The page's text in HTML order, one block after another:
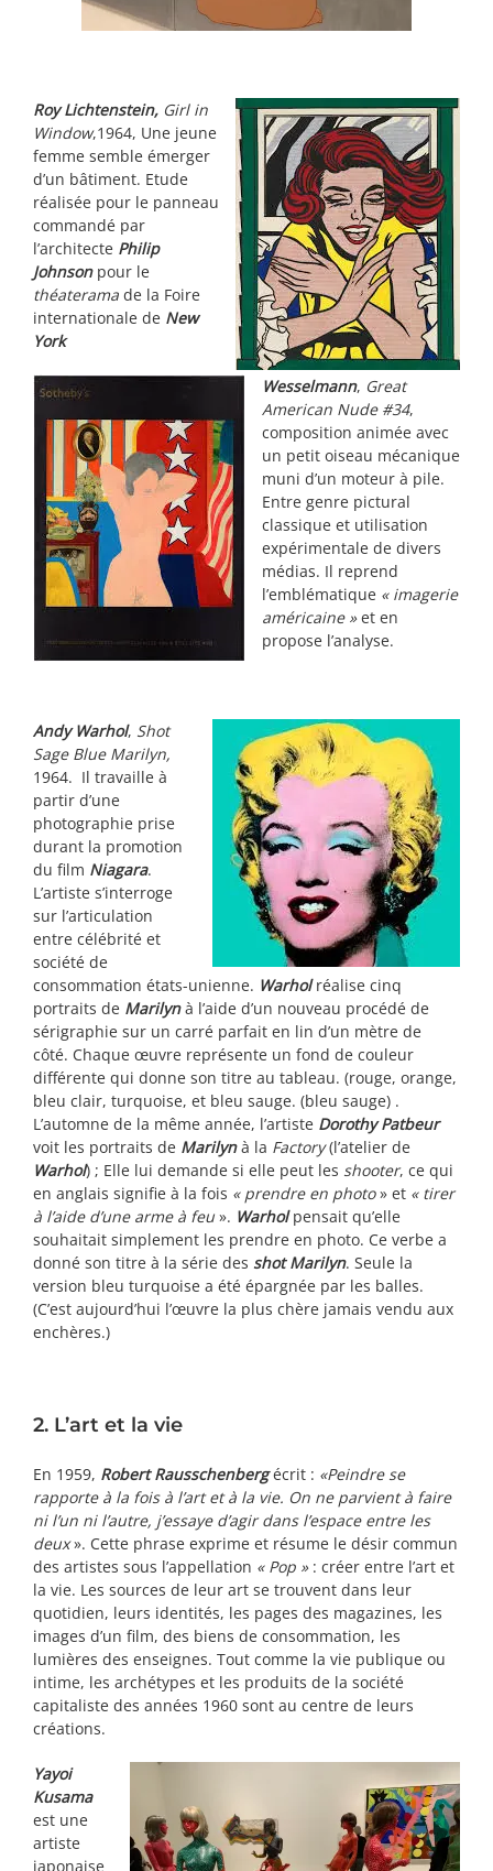
Roy Lichtenstein, Girl in
Window,1964, Une jeune
femme semble émerger
d’un bâtiment. Etude
réalisée pour le panneau
commandé par
l’architecte Philip
Johnson pour le
théaterama de la Foire
internationale de New
York
Wesselmann, Great
American Nude #34,
composition animée avec
un petit oiseau mécanique
muni d’un moteur à pile.
Entre genre pictural
classique et utilisation
expérimentale de divers
médias. Il reprend
l’emblématique « imagerie
américaine »et en
propose l’analyse.
Andy Warhol, Shot
Sage Blue Marilyn,
1964. Il travaille à
partir d’une
photographie prise
durant la promotion
du film Niagara.
L’artiste s’interroge
sur l’articulation
entre célébrité et
société de
consommation états-unienne. Warholréalise cinq
portraits de Marilynà l’aide d’un nouveau procédé de
sérigraphie sur un carré parfait en lin d’un mètre de
côté. Chaque œuvre représente un fond de couleur
différente qui donne son titre au tableau. (rouge, orange,
bleu clair, turquoise, et bleu sauge. (bleu sauge) .
L’automne de la même année, l’artiste Dorothy Patbeur
voit les portraits de Marilynà la Factory(l’atelier de
Warhol) ; Elle lui demande si elle peut les shooter, ce qui
en anglais signifie à la fois « prendre en photo» et « tirer
à l’aide d’une arme à feu ». Warholpensait qu’elle
souhaitait simplement les prendre en photo. Ce verbe a
donné son titre à la série des shot Marilyn. Seule la
version bleu turquoise a été épargnée par les balles.
(C’est aujourd’hui l’œuvre la plus chère jamais vendu aux
enchères.)
2. L’art et la vie
En 1959, Robert Rausschenbergécrit : «Peindre se
rapporte à la fois à l’art et à la vie. On ne parvient à faire
ni l’un ni l’autre, j’essaye d’agir dans l’espace entre les
deux». Cette phrase exprime et résume le désir commun
des artistes sous l’appellation « Pop »: créer entre l’art et
la vie. Les sources de leur art se trouvent dans leur
quotidien, leurs identités, les pages des magazines, les
images d’un film, des biens de consommation, les
lumières des enseignes. Tout comme la vie publique ou
intime, les archétypes et les produits de la société
capitaliste des années 1960 sont au centre de leurs
créations.
Yayoi
Kusama
est une
artiste
japonaise